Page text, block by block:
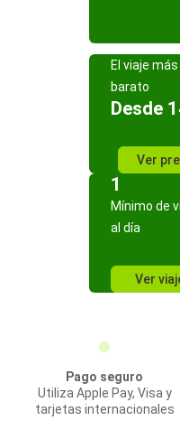
El viaje más
barato
Desde
Ver
1
Mínimo de
al día
Ver
Pago seguro
Utiliza Apple Pay, Visa y
tarjetas internacionales